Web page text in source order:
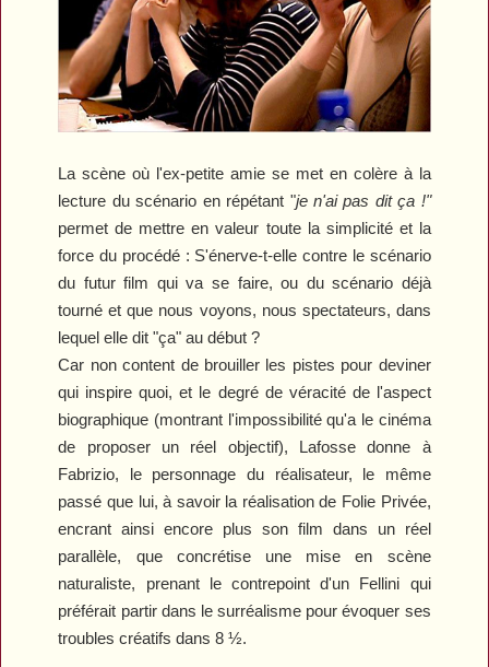
La scène où l'ex-petite amie se met en colère à la
lecture du scénario en répétant "je n'ai pas dit ça !"
permet de mettre en valeur toute la simplicité et la
force du procédé : S'énerve-t-elle contre le scénario
du futur film qui va se faire, ou du scénario déjà
tourné et que nous voyons, nous spectateurs, dans
lequel elle dit "ça" au début ?
Car non content de brouiller les pistes pour deviner
qui inspire quoi, et le degré de véracité de l'aspect
biographique (montrant l'impossibilité qu'a le cinéma
de proposer un réel objectif), Lafosse donne à
Fabrizio, le personnage du réalisateur, le même
passé que lui, à savoir la réalisation de Folie Privée,
encrant ainsi encore plus son film dans un réel
parallèle, que concrétise une mise en scène
naturaliste, prenant le contrepoint d'un Fellini qui
préférait partir dans le surréalisme pour évoquer ses
troubles créatifs dans8 ½.